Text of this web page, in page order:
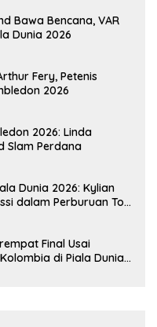
Bawa Bencana, VAR
Dunia 2026
Fery, Petenis
2026
2026: Linda
Slam Perdana
Dunia 2026: Kylian
dalam Perburuan Top
Final Usai
di Piala Dunia